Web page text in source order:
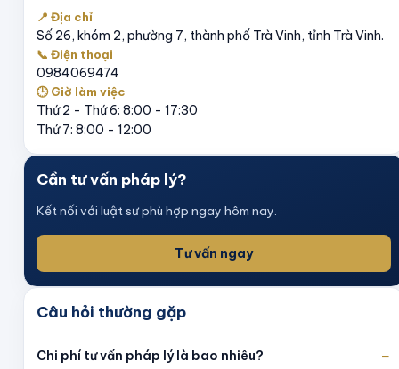
📍 Địa chỉ
Số 26, khóm 2, phường 7, thành phố Trà Vinh, tỉnh Trà Vinh.
📞 Điện thoại
0984069474
🕒 Giờ làm việc
Thứ 2 - Thứ 6: 8:00 - 17:30
Thứ 7: 8:00 - 12:00
Cần tư vấn pháp lý?
Kết nối với luật sư phù hợp ngay hôm nay.
Tư vấn ngay
Câu hỏi thường gặp
Chi phí tư vấn pháp lý là bao nhiêu? −